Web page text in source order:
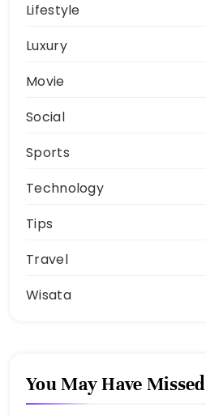
Lifestyle
Luxury
Movie
Social
Sports
Technology
Tips
Travel
Wisata
You May Have Missed